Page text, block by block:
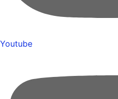
Youtube